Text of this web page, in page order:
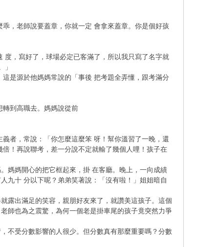
，老師說要蓋章，你就一定 會拿來蓋章。你是個好孩
，寫好了，球場必定已客滿了，所以我只寫了名字就
是源於他媽媽常說的「事後 把考題全弄懂，跟考滿分
到高職去。媽媽說從前
者，常說：「你怎麼這麼笨 呀！幫你溫習了一晚，還
！再說聯考，差一分說不定就輸了幾個人哩！孩子在
媽媽開心的把它框起來，掛 在客廳。晚上，一向成績
九十 分以下呢？弟弟笑著說：「沒有啦！」姐姐暗自
露出滿足的笑容，親朋好友來了，就讚美這孩子。這個
師也為之震驚，為何一個老是掛車尾的孩子竟突然力爭
不受分數影響的人很少。但分數真有那麼重要嗎？分數